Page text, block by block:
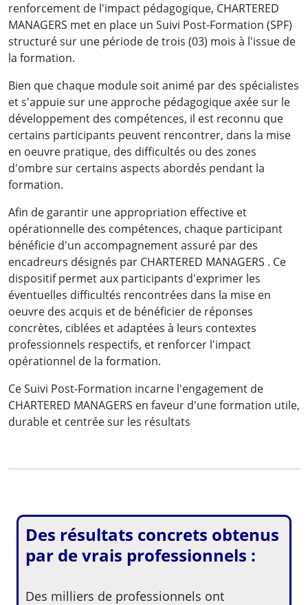
renforcement de l'impact pédagogique, CHARTERED
MANAGERS met en place un Suivi Post-Formation (SPF)
structuré sur une période de trois (03) mois à l'issue de
la formation.
Bien que chaque module soit animé par des spécialistes
et s'appuie sur une approche pédagogique axée sur le
développement des compétences, il est reconnu que
certains participants peuvent rencontrer, dans la mise
en oeuvre pratique, des difficultés ou des zones
d'ombre sur certains aspects abordés pendant la
formation.
Afin de garantir une appropriation effective et
opérationnelle des compétences, chaque participant
bénéficie d'un accompagnement assuré par des
encadreurs désignés par CHARTERED MANAGERS . Ce
dispositif permet aux participants d'exprimer les
éventuelles difficultés rencontrées dans la mise en
oeuvre des acquis et de bénéficier de réponses
concrètes, ciblées et adaptées à leurs contextes
professionnels respectifs, et renforcer l'impact
opérationnel de la formation.
Ce Suivi Post-Formation incarne l'engagement de
CHARTERED MANAGERS en faveur d'une formation utile,
durable et centrée sur les résultats
Des résultats concrets obtenus
par de vrais professionnels :
Des milliers de professionnels ont